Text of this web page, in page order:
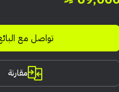
تواصل مع
مقارنة